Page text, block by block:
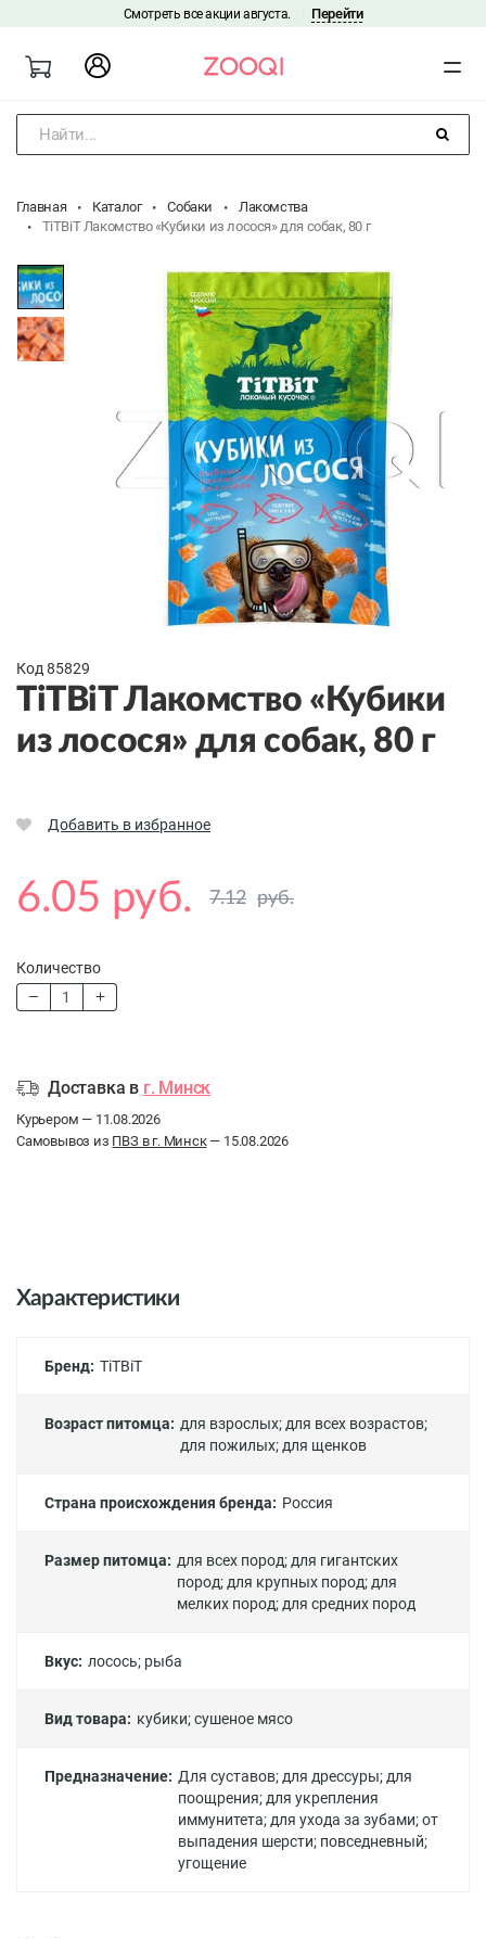
Смотреть все акции августа. Перейти
Найти...
Главная Каталог Собаки
Лакомства
TiTBiT Лакомство «Кубики из лосося» для собак, 80 г
Код 85829
TiTBiT Лакомство «Кубики
из лосося» для собак, 80 г
Добавить в избранное
6.05 руб. 7.12 руб.
Количество
Доставка в г. Минск
Курьером — 11.08.2026
Самовывоз из ПВЗ в г. Минск— 15.08.2026
Характеристики
Бренд: TiTBiT
Возраст питомца: для взрослых;для всех возрастов;
для пожилых;для щенков
Страна происхождения бренда: Россия
Размер питомца: для всех пород;для гигантских
пород;для крупных пород;для
мелких пород;для средних пород
Вкус: лосось; рыба
Вид товара: кубики;сушеное мясо
Предназначение: Для суставов;для дрессуры;для
поощрения;для укрепления
иммунитета;для ухода за зубами;от
выпадения шерсти; повседневный;
угощение